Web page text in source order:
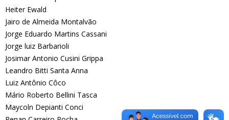
Heiter Ewald
Jairo de Almeida Montalvão
Jorge Eduardo Martins Cassani
Jorge luiz Barbarioli
Josimar Antonio Cusini Grippa
Leandro Bitti Santa Anna
Luiz Antônio Côco
Mário Roberto Bellini Tasca
Maycoln Depianti Conci